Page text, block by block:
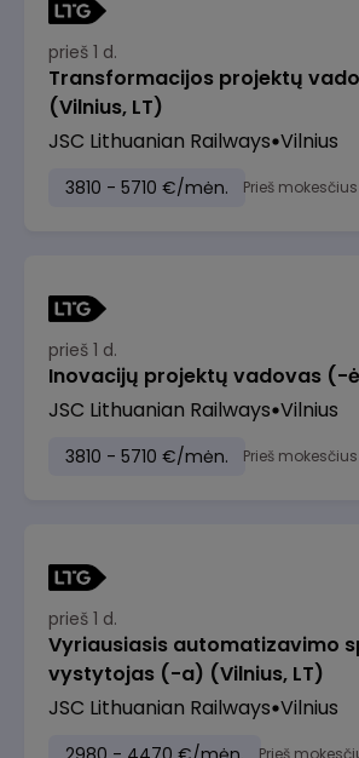
prieš 1 d.
Transformacijos projektų
(Vilnius, LT)
JSC Lithuanian Railways Vilnius
3810 - 5710 €/mėn. Prieš mokesčius
prieš 1 d.
Inovacijų projektų vadovas (-
JSC Lithuanian Railways Vilnius
3810 - 5710 €/mėn. Prieš mokesčius
prieš 1 d.
Vyriausiasis automatizavimo
vystytojas (-a) (Vilnius, LT)
JSC Lithuanian Railways Vilnius
Prieš